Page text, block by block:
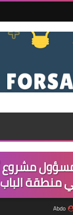
القائمة
مناقصات
فرص عمل
مشروع
منطقة الباب
Abdo